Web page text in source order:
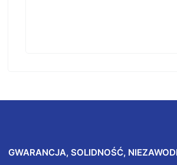
GWARANCJA, SOLIDNOŚĆ,